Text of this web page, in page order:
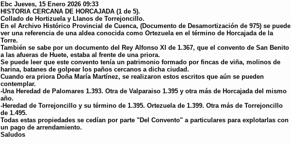
Ebc Jueves, 15 Enero 2026 09:33
HISTORIA CERCANA DE HORCAJADA (1 de 5).
Collado de Hortizuela y Llanos de Torrejoncillo.
En el Archivo Histórico Provincial de Cuenca, (Documento de Desamortización de 975) se puede
ver una referencia de una aldea conocida como Ortezuela en el término de Horcajada de la
Torre.
También se sabe por un documento del Rey Alfonso XI de 1.367, que el convento de San Benito
a las afueras de Huete, estaba al frente de una priora.
Se puede leer que este convento tenía un patrimonio formado por fincas de viña, molinos de
harina, batanes de golpear los paños cercanos a dicha ciudad.
Cuando era priora Doña María Martínez, se realizaron estos escritos que aún se pueden
contemplar.
-Una Heredad de Palomares 1.393. Otra de Valparaiso 1.395 y otra más de Horcajada del mismo
año.
-Heredad de Torrejoncillo y su término de 1.395. Ortezuela de 1.399. Otra más de Torrejoncillo
de 1.495.
Todas estas propiedades se cedían por parte "Del Convento" a particulares para explotarlas con
un pago de arrendamiento.
Saludos